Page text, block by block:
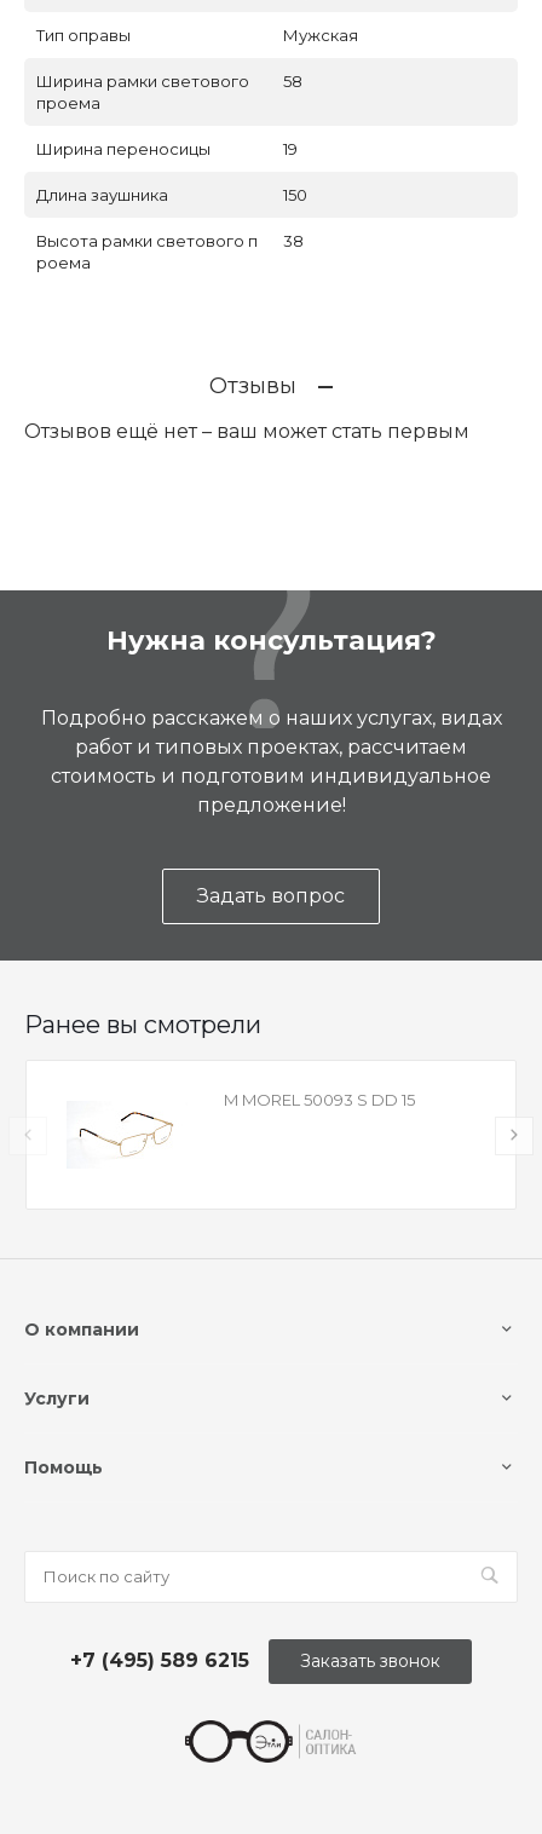
Тип оправы Мужская
Ширина рамки светового
проема
58
Ширина переносицы 19
Длина заушника 150
Высота рамки светового п
роема
38
Отзывы
Отзывов ещё нет – ваш может стать первым
Нужна консультация?
Подробно расскажем о наших услугах, видах
работ и типовых проектах, рассчитаем
стоимость и подготовим индивидуальное
предложение!
Задать вопрос
Ранее вы смотрели
M MOREL 50093 S DD 15
О компании
Услуги
Помощь
+7 (495) 589 6215 Заказать звонок